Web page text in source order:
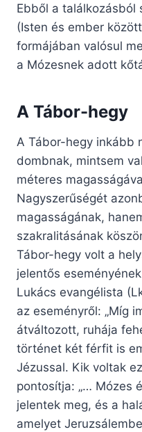
Ebből a találkozásból
(Isten és ember
formájában valósul
a Mózesnek adott
A Tábor-hegy
A Tábor-hegy inkább
dombnak, mintsem
méteres
Nagyszerűségét
magasságának,
szakralitásának
Tábor-hegy volt a
jelentős
Lukács evangélista
az eseményről: „Míg
átváltozott, ruhája
történet két férfit is
Jézussal. Kik voltak
pontosítja: „… Mózes
jelentek meg, és a
amelyet